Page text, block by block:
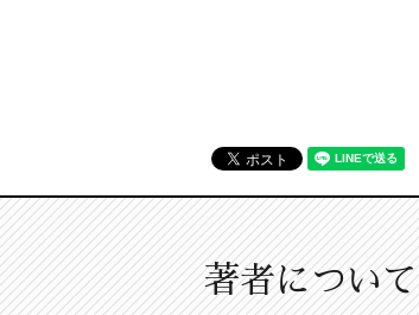
著者について